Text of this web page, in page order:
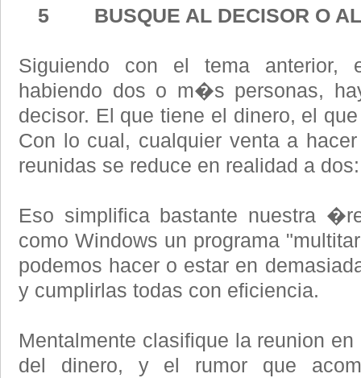
5 BUSQUE AL DECISOR O AL
Siguiendo con el tema anterior,
habiendo dos o m�s personas,
decisor. El que tiene el dinero, el
Con lo cual, cualquier venta a
reunidas se reduce en realidad a
Eso simplifica bastante nuestra
como Windows un programa
podemos hacer o estar en
y cumplirlas todas con eficiencia.
Mentalmente clasifique la reunion
del dinero, y el rumor que